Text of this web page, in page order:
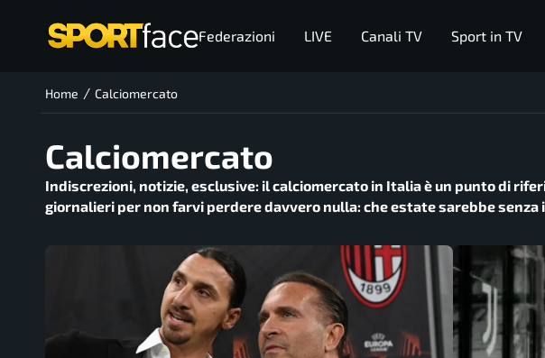
Federazioni LIVE Canali TV Sport in TV
Home / Calciomercato
Calciomercato
Indiscrezioni, notizie, esclusive: il calciomercato in Italia è un punto di
giornalieri per non farvi perdere davvero nulla: che estate sarebbe senza